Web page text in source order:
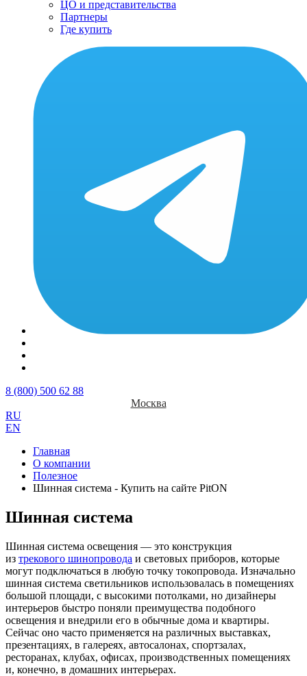
ЦО и представительства
Партнеры
Где купить
8 (800) 500 62 88
Москва
RU
EN
Главная
О компании
Полезное
Шинная система - Купить на сайте PitON
Шинная система
Шинная система освещения — это конструкция
из трекового шинопровода и световых приборов, которые
могут подключаться в любую точку токопровода. Изначально
шинная система светильников использовалась в помещениях
большой площади, с высокими потолками, но дизайнеры
интерьеров быстро поняли преимущества подобного
освещения и внедрили его в обычные дома и квартиры.
Сейчас оно часто применяется на различных выставках,
презентациях, в галереях, автосалонах, спортзалах,
ресторанах, клубах, офисах, производственных помещениях
и, конечно, в домашних интерьерах.